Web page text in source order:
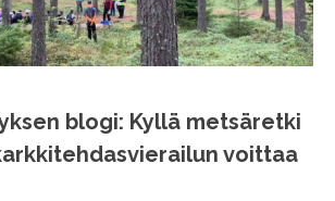
blogi: Kyllä metsäretki
voittaa